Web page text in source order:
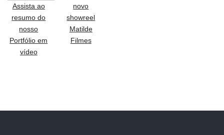
Assista ao
resumo do
nosso
Portfólio em
vídeo
novo
showreel
Matilde
Filmes